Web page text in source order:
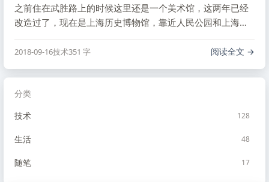
分类
技术
128
生活 48
随笔 17
之前住在武胜路上的时候这里还是一个美术馆，这两年已经
改造过了，现在是上海历史博物馆，靠近人民公园和上海大
2018-09-16技术351 字 阅读全文